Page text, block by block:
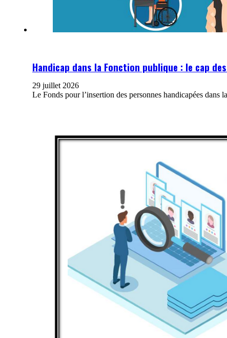
Handicap dans la Fonction publique : le cap
29 juillet 2026
Le Fonds pour l’insertion des personnes handicapées